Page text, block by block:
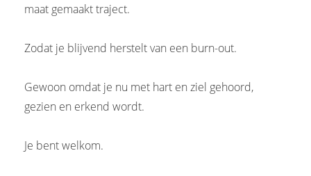
maat gemaakt traject.
Zodat je blijvend herstelt van een burn-out.
Gewoon omdat je nu met hart en ziel gehoord,
gezien en erkend wordt.
Je bent welkom.